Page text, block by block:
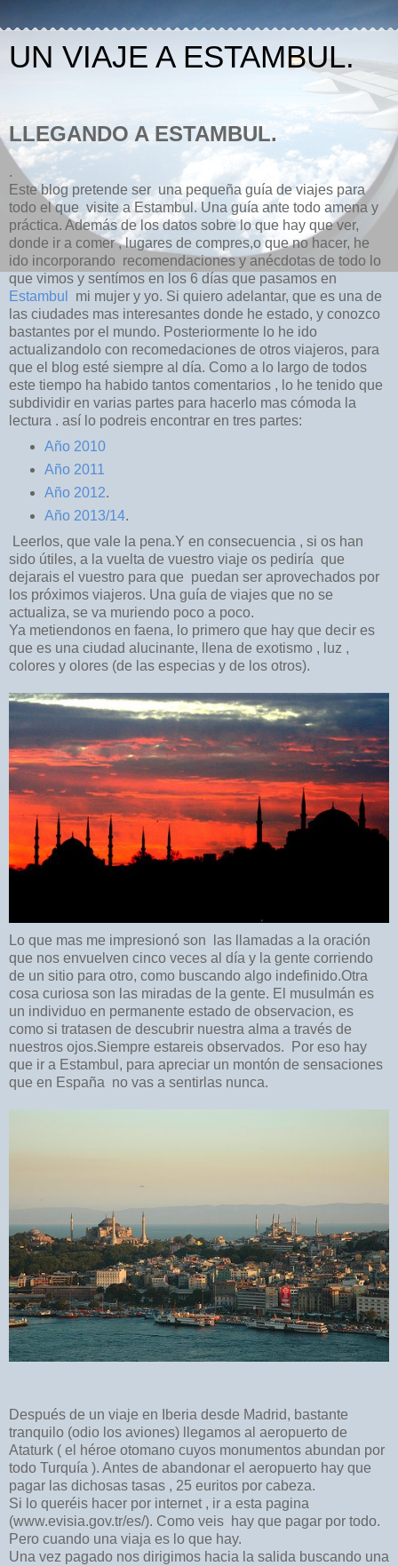
UN VIAJE A ESTAMBUL.
LLEGANDO A ESTAMBUL.
.
Este blog pretende ser una pequeña guía de viajes para
todo el que visite a Estambul. Una guía ante todo amena y
práctica. Además de los datos sobre lo que hay que ver,
donde ir a comer , lugares de compres,o que no hacer, he
ido incorporando recomendaciones y anécdotas de todo lo
que vimos y sentímos en los 6 días que pasamos en
Estambul
mi mujer y yo. Si quiero adelantar, que es una de
las ciudades mas interesantes donde he estado, y conozco
bastantes por el mundo. Posteriormente lo he ido
actualizandolo con recomedaciones de otros viajeros, para
que el blog esté siempre al día. Como a lo largo de todos
este tiempo ha habido tantos comentarios , lo he tenido que
subdividir en varias partes para hacerlo mas cómoda la
lectura . así lo podreis encontrar en tres partes:
Año 2010
Año 2011
Año 2012.
Año 2013/14.
Leerlos, que vale la pena.Y en consecuencia , si os han
sido útiles, a la vuelta de vuestro viaje os pediría que
dejarais el vuestro para que puedan ser aprovechados por
los próximos viajeros. Una guía de viajes que no se
actualiza, se va muriendo poco a poco.
Ya metiendonos en faena, lo primero que hay que decir es
que es una ciudad alucinante, llena de exotismo , luz ,
colores y olores (de las especias y de los otros).
Lo que mas me impresionó son las llamadas a la oración
que nos envuelven cinco veces al día y la gente corriendo
de un sitio para otro, como buscando algo indefinido.Otra
cosa curiosa son las miradas de la gente. El musulmán es
un individuo en permanente estado de observacion, es
como si tratasen de descubrir nuestra alma a través de
nuestros ojos.Siempre estareis observados. Por eso hay
que ir a Estambul, para apreciar un montón de sensaciones
que en España no vas a sentirlas nunca.
Después de un viaje en Iberia desde Madrid, bastante
tranquilo (odio los aviones) llegamos al aeropuerto de
Ataturk ( el héroe otomano cuyos monumentos abundan por
todo Turquía ). Antes de abandonar el aeropuerto hay que
pagar las dichosas tasas , 25 euritos por cabeza.
Si lo queréis hacer por internet , ir a esta pagina
(www.evisia.gov.tr/es/). Como veis hay que pagar por todo.
Pero cuando una viaja es lo que hay.
Una vez pagado nos dirigimos hacia la salida buscando una